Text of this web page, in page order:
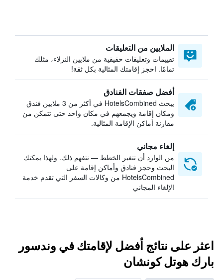
الملايين من التعليقات
تقييمات وتعليقات حقيقية من ملايين النزلاء، مثلك
تمامًا. احجز إقامتك المثالية بكل ثقة!
أفضل صفقات الفنادق
يبحث HotelsCombined في أكثر من 3 ملايين فندق
ومكان إقامة ويجمعهم في مكان واحد حتى تتمكن من
مقارنة أماكن الإقامة المثالية.
إلغاء مجاني
من الوارد أن تتغير الخطط — نتفهم ذلك. ولهذا يمكنك
البحث وحجز فنادق وأماكن إقامة على
HotelsCombined من وكالات السفر التي تقدم خدمة
الإلغاء المجاني
اعثر على نتائج أفضل لإقامتك في وندسور
بارك هوتل كونشان